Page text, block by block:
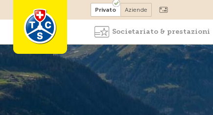
Diventare socio
Privato Aziende
Societariato & prestazioni